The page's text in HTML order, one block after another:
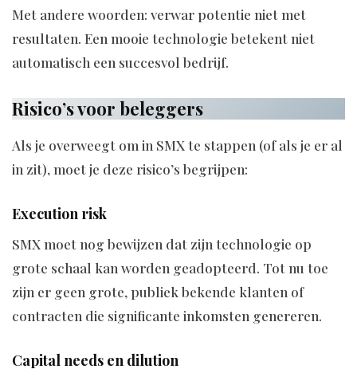
Met andere woorden: verwar potentie niet met
resultaten. Een mooie technologie betekent niet
automatisch een succesvol bedrijf.
Risico’s voor beleggers
Als je overweegt om in SMX te stappen (of als je er al
in zit), moet je deze risico’s begrijpen:
Execution risk
SMX moet nog bewijzen dat zijn technologie op
grote schaal kan worden geadopteerd. Tot nu toe
zijn er geen grote, publiek bekende klanten of
contracten die significante inkomsten genereren.
Capital needs en dilution